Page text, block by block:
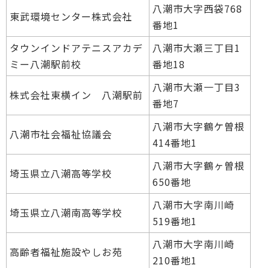
東武環境センター株式会社
八潮市大字西袋768
番地1
タウンインドアテニスアカデ
ミー八潮駅前校
八潮市大瀬三丁目1
番地18
株式会社東横イン 八潮駅前
八潮市大瀬一丁目3
番地7
八潮市社会福祉協議会
八潮市大字鶴ケ曽根
414番地1
埼玉県立八潮高等学校
八潮市大字鶴ヶ曽根
650番地
埼玉県立八潮南高等学校
八潮市大字南川崎
519番地1
高齢者福祉施設やしお苑
八潮市大字南川崎
210番地1